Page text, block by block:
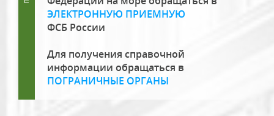
ЭЛЕКТРОННУЮ ПРИЕМНУЮ
ФСБ России
Для получения справочной
информации обращаться в
ПОГРАНИЧНЫЕ ОРГАНЫ